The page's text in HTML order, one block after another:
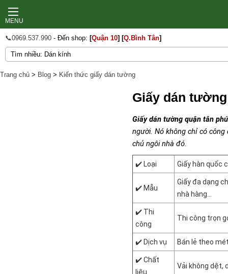
MENU
📞0969.537.990 - Đến shop: [Quận 10] [Q.Bình Tân]
Trang chủ > Blog > Kiến thức giấy dán tường
Giấy dán
Giấy dán tường quận tân phú
người. Nó không chỉ có
chủ ngôi nhà đó.
✔️ Loại Giấy hàn quốc
✔️ Mẫu
Giấy đa dạng
nhà hàng...
✔️ Thi
công
Thi công trọn
✔️ Dịch vụ Bán lẻ theo
✔️ Chất
liệu
Vải không dệt,